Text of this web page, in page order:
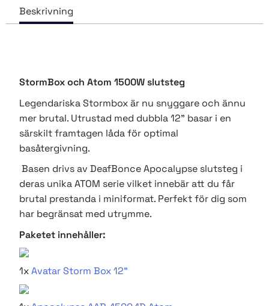
StormBox och Atom 1500W slutsteg
Legendariska Stormbox är nu snyggare och ännu
mer brutal. Utrustad med dubbla 12" basar i en
särskilt framtagen låda för optimal
basåtergivning.
Basen drivs av DeafBonce Apocalypse slutsteg i
deras unika ATOM serie vilket innebär att du får
brutal prestanda i miniformat. Perfekt för dig som
har begränsat med utrymme.
Paketet innehåller:
1xAvatar Storm Box 12"